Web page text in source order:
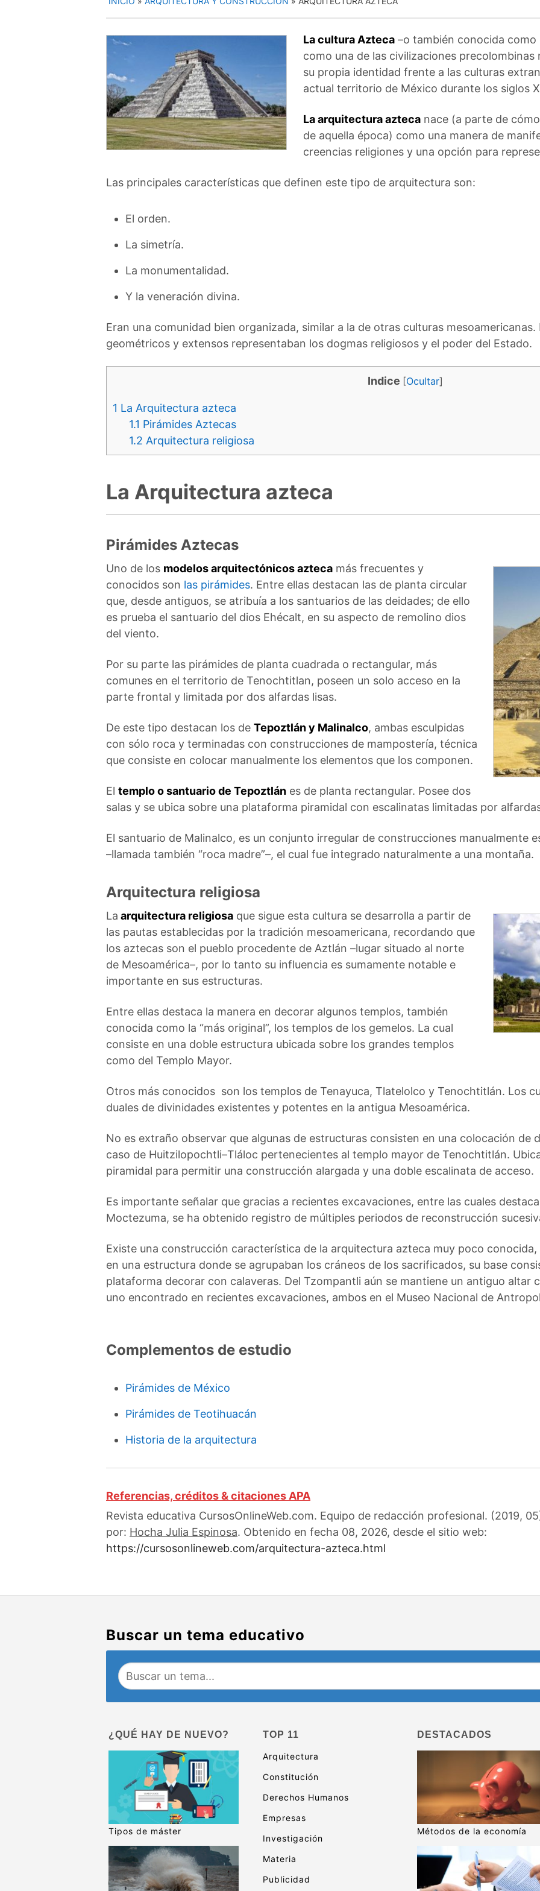
La cultura Azteca –o también conocida
como una de las civilizaciones
su propia identidad frente a las culturas
actual territorio de México durante los siglos
La arquitectura azteca nace (a parte de
de aquella época) como una manera de
creencias religiones y una opción para
Las principales características que definen este tipo de arquitectura son:
El orden.
La simetría.
La monumentalidad.
Y la veneración divina.
Eran una comunidad bien organizada, similar a la de otras culturas
geométricos y extensos representaban los dogmas religiosos y el poder del Estado.
Indice [Ocultar]
1 La Arquitectura azteca
1.1 Pirámides Aztecas
1.2 Arquitectura religiosa
La Arquitectura azteca
Pirámides Aztecas
Uno de los modelos arquitectónicos azteca más frecuentes y
conocidos son las pirámides. Entre ellas destacan las de planta circular
que, desde antiguos, se atribuía a los santuarios de las deidades; de ello
es prueba el santuario del dios Ehécalt, en su aspecto de remolino dios
del viento.
Por su parte las pirámides de planta cuadrada o rectangular, más
comunes en el territorio de Tenochtitlan, poseen un solo acceso en la
parte frontal y limitada por dos alfardas lisas.
De este tipo destacan los de Tepoztlán y Malinalco, ambas esculpidas
con sólo roca y terminadas con construcciones de mampostería, técnica
que consiste en colocar manualmente los elementos que los componen.
El templo o santuario de Tepoztlán es de planta rectangular. Posee dos
salas y se ubica sobre una plataforma piramidal con escalinatas limitadas por
El santuario de Malinalco, es un conjunto irregular de construcciones manualmente
–llamada también “roca madre”–, el cual fue integrado naturalmente a una montaña.
Arquitectura religiosa
La arquitectura religiosa que sigue esta cultura se desarrolla a partir de
las pautas establecidas por la tradición mesoamericana, recordando que
los aztecas son el pueblo procedente de Aztlán –lugar situado al norte
de Mesoamérica–, por lo tanto su influencia es sumamente notable e
importante en sus estructuras.
Entre ellas destaca la manera en decorar algunos templos, también
conocida como la “más original”, los templos de los gemelos. La cual
consiste en una doble estructura ubicada sobre los grandes templos
como del Templo Mayor.
Otros más conocidos son los templos de Tenayuca, Tlatelolco y Tenochtitlán. Los
duales de divinidades existentes y potentes en la antigua Mesoamérica.
No es extraño observar que algunas de estructuras consisten en una colocación de
caso de Huitzilopochtli–Tláloc pertenecientes al templo mayor de Tenochtitlán.
piramidal para permitir una construcción alargada y una doble escalinata de acceso.
Es importante señalar que gracias a recientes excavaciones, entre las cuales
Moctezuma, se ha obtenido registro de múltiples periodos de reconstrucción
Existe una construcción característica de la arquitectura azteca muy poco
en una estructura donde se agrupaban los cráneos de los sacrificados, su base
plataforma decorar con calaveras. Del Tzompantli aún se mantiene un antiguo altar
uno encontrado en recientes excavaciones, ambos en el Museo Nacional de
Complementos de estudio
Pirámides de México
Pirámides de Teotihuacán
Historia de la arquitectura
Referencias, créditos & citaciones APA
Revista educativa CursosOnlineWeb.com. Equipo de redacción profesional. (2019,
por: Hocha Julia Espinosa. Obtenido en fecha 08, 2026, desde el sitio web:
https://cursosonlineweb.com/arquitectura-azteca.html
Buscar un tema educativo
¿QUÉ HAY DE NUEVO?
Tipos de máster
TOP 11
Arquitectura
Constitución
Derechos Humanos
Empresas
Investigación
Materia
Publicidad
DESTACADOS
Métodos de la economía